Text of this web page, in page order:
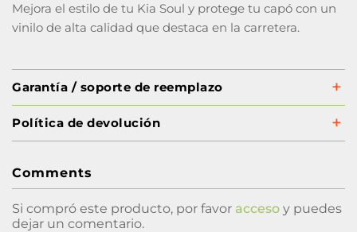
Mejora el estilo de tu Kia Soul y protege tu capó con un
vinilo de alta calidad que destaca en la carretera.
Garantía / soporte de reemplazo
Política de devolución
Comments
Si compró este producto, por favor acceso y puedes
dejar un comentario.